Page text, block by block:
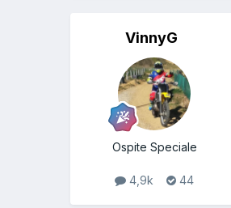
VinnyG
Ospite Speciale
4,9k 44